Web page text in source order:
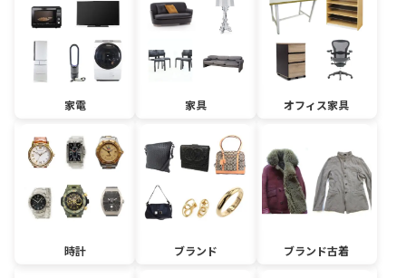
家電 家具 オフィス家具
時計 ブランド ブランド古着